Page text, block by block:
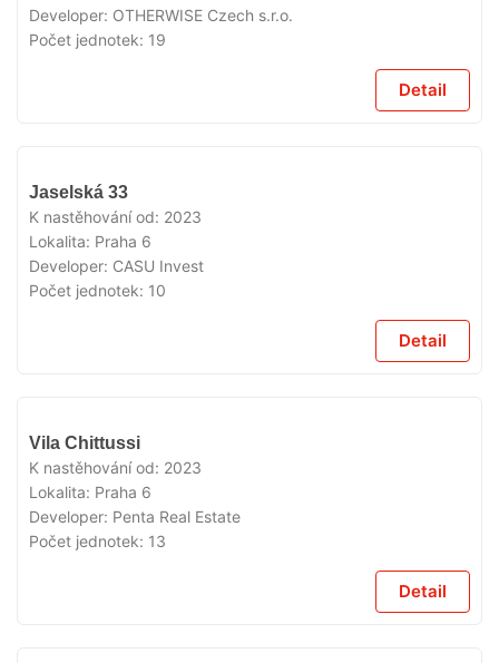
Developer: OTHERWISE Czech s.r.o.
Počet jednotek: 19
Detail
Jaselská 33
K nastěhování od: 2023
Lokalita: Praha 6
Developer: CASU Invest
Počet jednotek: 10
Detail
Vila Chittussi
K nastěhování od: 2023
Lokalita: Praha 6
Developer: Penta Real Estate
Počet jednotek: 13
Detail